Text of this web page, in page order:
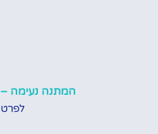
המתנה נעימה –